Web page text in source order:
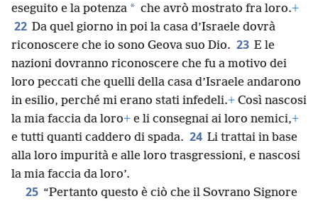
eseguito e la potenza * che avrò mostrato fra loro.+
22 Da quel giorno in poi la casa d’Israele dovrà
riconoscere che io sono Geova suo Dio. 23 E le
nazioni dovranno riconoscere che fu a motivo dei
loro peccati che quelli della casa d’Israele andarono
in esilio, perché mi erano stati infedeli.+ Così nascosi
la mia faccia da loro+ e li consegnai ai loro nemici,+
e tutti quanti caddero di spada. 24 Li trattai in base
alla loro impurità e alle loro trasgressioni, e nascosi
la mia faccia da loro’.
25 “Pertanto questo è ciò che il Sovrano Signore